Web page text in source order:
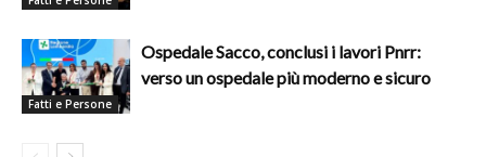
Fatti e Persone
Ospedale Sacco, conclusi i lavori Pnrr:
verso un ospedale più moderno e sicuro